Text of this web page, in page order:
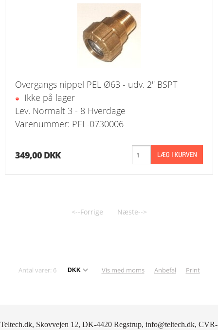
Overgangs nippel PEL Ø63 - udv. 2" BSPT
Ikke på lager
Lev. Normalt 3 - 8 Hverdage
Varenummer: PEL-0730006
349,00 DKK
<--Forrige Næste-->
Antal varer: 6 Vis med moms Anbefal Print
Teltech.dk, Skovvejen 12, DK-4420 Regstrup, info@teltech.dk, CVR-